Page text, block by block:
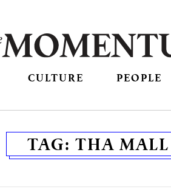
CULTURE PEOPLE
TAG: THA MALL